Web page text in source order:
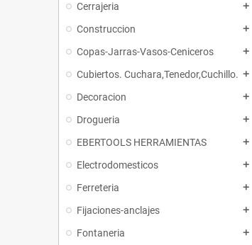
Cerrajeria add
Construccion add
Copas-Jarras-Vasos-Ceniceros add
Cubiertos. Cuchara,Tenedor,Cuchillo. add
Decoracion add
Drogueria add
EBERTOOLS HERRAMIENTAS add
Electrodomesticos add
Ferreteria add
Fijaciones-anclajes add
Fontaneria add